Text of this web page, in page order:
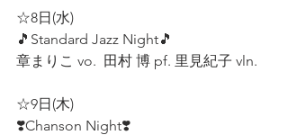
☆8日(水)
🎵Standard Jazz Night🎵
章まりこ vo.  田村 博 pf. 里見紀子 vln.
☆9日(木)
❣️Chanson Night❣️